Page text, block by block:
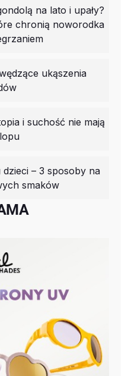
na lato i upały?
chronią noworodka
ukąszenia
i suchość nie mają
– 3 sposoby na
smaków